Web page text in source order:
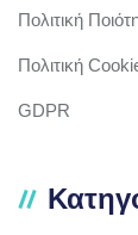
Πολιτική
Πολιτική
GDPR